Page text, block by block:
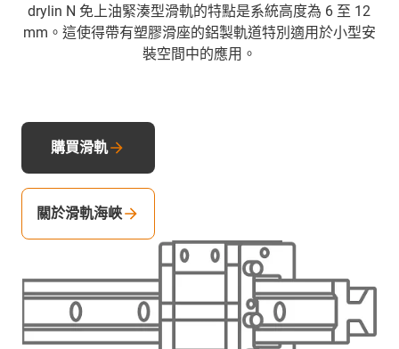
drylin N 免上油緊湊型滑軌的特點是系統高度為 6 至 12
mm。這使得帶有塑膠滑座的鋁製軌道特別適用於小型安
裝空間中的應用。
購買滑軌
關於滑軌海峽